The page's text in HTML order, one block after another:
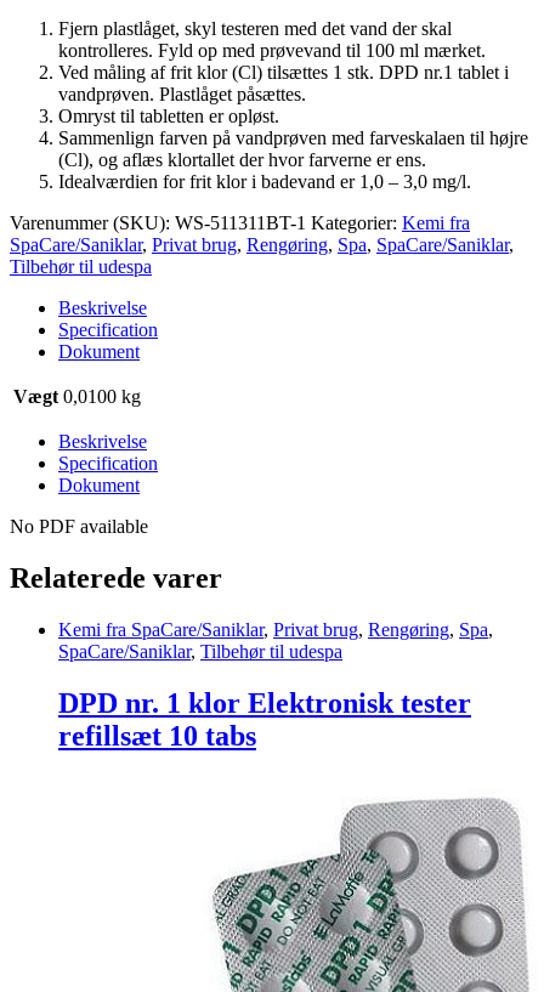
Fjern plastlåget, skyl testeren med det vand der skal
kontrolleres. Fyld op med prøvevand til 100 ml mærket.
Ved måling af frit klor (Cl) tilsættes 1 stk. DPD nr.1 tablet i
vandprøven. Plastlåget påsættes.
Omryst til tabletten er opløst.
Sammenlign farven på vandprøven med farveskalaen til højre
(Cl), og aflæs klortallet der hvor farverne er ens.
Idealværdien for frit klor i badevand er 1,0 – 3,0 mg/l.
Varenummer (SKU): WS-511311BT-1 Kategorier: Kemi fra
SpaCare/Saniklar, Privat brug, Rengøring, Spa, SpaCare/Saniklar,
Tilbehør til udespa
Beskrivelse
Specification
Dokument
Vægt 0,0100 kg
Beskrivelse
Specification
Dokument
No PDF available
Relaterede varer
Kemi fra SpaCare/Saniklar, Privat brug, Rengøring, Spa,
SpaCare/Saniklar, Tilbehør til udespa
DPD nr. 1 klor Elektronisk tester
refillsæt 10 tabs